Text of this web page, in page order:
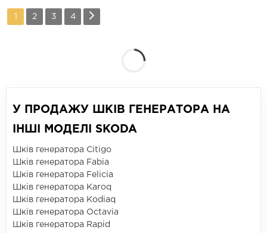
1 2 3 4
У ПРОДАЖУ ШКІВ ГЕНЕРАТОРА НА
ІНШІ МОДЕЛІ SKODA
Шків генератора Citigo
Шків генератора Fabia
Шків генератора Felicia
Шків генератора Karoq
Шків генератора Kodiaq
Шків генератора Octavia
Шків генератора Rapid